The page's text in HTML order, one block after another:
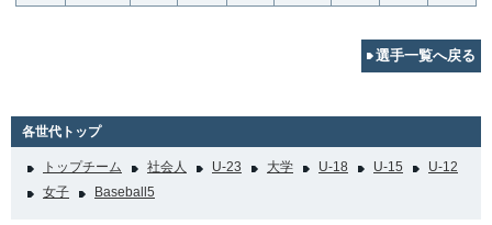
選手一覧へ戻る
各世代トップ
トップチーム 社会人 U-23 大学 U-18 U-15
U-12
女子
Baseball5